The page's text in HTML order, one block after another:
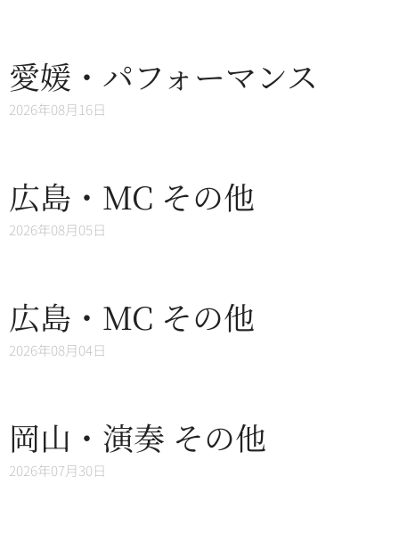
愛媛・パフォーマンス
2026年08月16日
広島・MC その他
2026年08月05日
広島・MC その他
2026年08月04日
岡山・演奏 その他
2026年07月30日